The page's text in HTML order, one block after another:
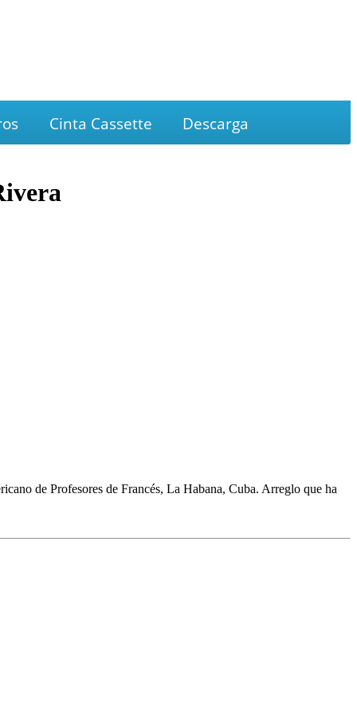
Cinta Cassette Descarga
de Profesores de Francés, La Habana, Cuba. Arreglo que ha